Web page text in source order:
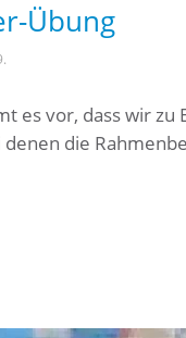
Übung
.
es vor, dass wir zu
die